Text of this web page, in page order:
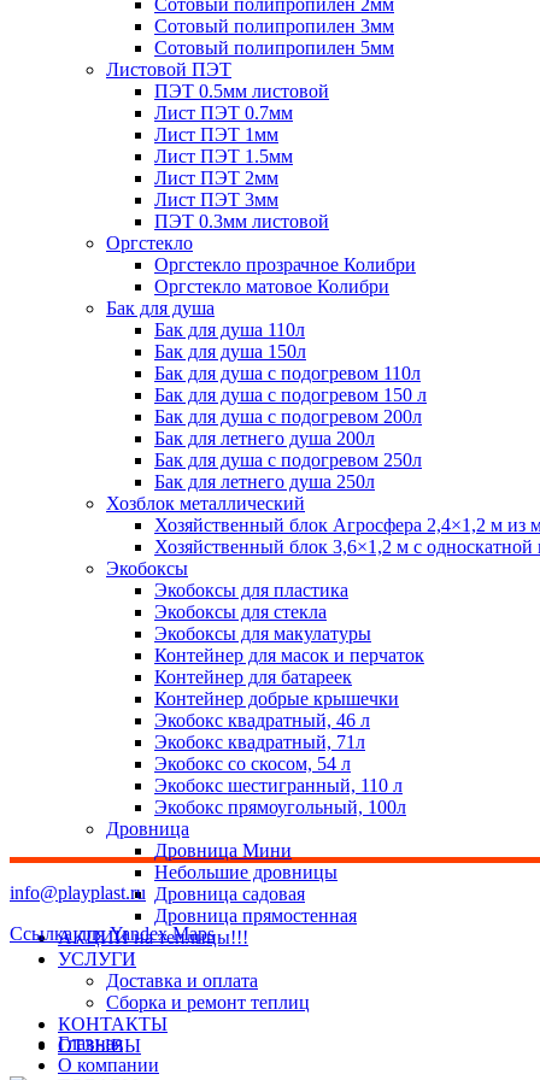
Сотовый полипропилен 2мм
Сотовый полипропилен 3мм
Сотовый полипропилен 5мм
Листовой ПЭТ
ПЭТ 0.5мм листовой
Лист ПЭТ 0.7мм
Лист ПЭТ 1мм
Лист ПЭТ 1.5мм
Лист ПЭТ 2мм
Лист ПЭТ 3мм
ПЭТ 0.3мм листовой
Оргстекло
Оргстекло прозрачное Колибри
Оргстекло матовое Колибри
Бак для душа
Бак для душа 110л
Бак для душа 150л
Бак для душа с подогревом 110л
Бак для душа с подогревом 150 л
Бак для душа с подогревом 200л
Бак для летнего душа 200л
Бак для душа с подогревом 250л
Бак для летнего душа 250л
Хозблок металлический
Хозяйственный блок Агросфера 2,4×1,2 м из
Хозяйственный блок 3,6×1,2 м с
Экобоксы
Экобоксы для пластика
Экобоксы для стекла
Экобоксы для макулатуры
Контейнер для масок и перчаток
Контейнер для батареек
Контейнер добрые крышечки
Экобокс квадратный, 46 л
Экобокс квадратный, 71л
Экобокс со скосом, 54 л
Экобокс шестигранный, 110 л
Экобокс прямоугольный, 100л
Дровница
Дровница Мини
Небольшие дровницы
Дровница садовая
Дровница прямостенная
АКЦИИ на теплицы!!!
УСЛУГИ
Доставка и оплата
Сборка и ремонт теплиц
КОНТАКТЫ
ОТЗЫВЫ
info@playplast.ru
Ссылка для Yandex Maps
Главная
О компании